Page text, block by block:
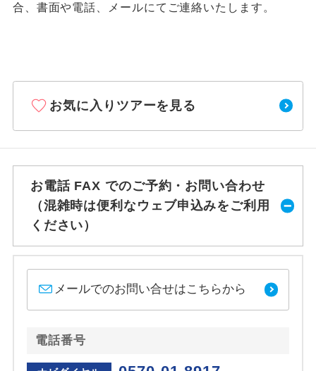
合、書面や電話、メールにてご連絡いたします。
お気に入りツアーを見る
お電話 FAX でのご予約・お問い合わせ
（混雑時は便利なウェブ申込みをご利用
ください）
メールでのお問い合せはこちらから
電話番号